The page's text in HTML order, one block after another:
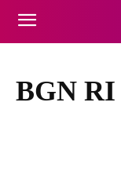
BGN RI